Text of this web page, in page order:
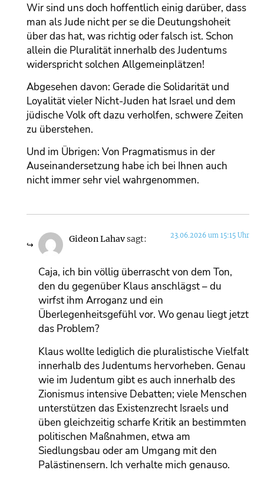
Wir sind uns doch hoffentlich einig darüber, dass
man als Jude nicht per se die Deutungshoheit
über das hat, was richtig oder falsch ist. Schon
allein die Pluralität innerhalb des Judentums
widerspricht solchen Allgemeinplätzen!
Abgesehen davon: Gerade die Solidarität und
Loyalität vieler Nicht-Juden hat Israel und dem
jüdische Volk oft dazu verholfen, schwere Zeiten
zu überstehen.
Und im Übrigen: Von Pragmatismus in der
Auseinandersetzung habe ich bei Ihnen auch
nicht immer sehr viel wahrgenommen.
Gideon Lahavsagt: 23.06.2026 um 15:15 Uhr
Caja, ich bin völlig überrascht von dem Ton,
den du gegenüber Klaus anschlägst – du
wirfst ihm Arroganz und ein
Überlegenheitsgefühl vor. Wo genau liegt jetzt
das Problem?
Klaus wollte lediglich die pluralistische Vielfalt
innerhalb des Judentums hervorheben. Genau
wie im Judentum gibt es auch innerhalb des
Zionismus intensive Debatten; viele Menschen
unterstützen das Existenzrecht Israels und
üben gleichzeitig scharfe Kritik an bestimmten
politischen Maßnahmen, etwa am
Siedlungsbau oder am Umgang mit den
Palästinensern. Ich verhalte mich genauso.